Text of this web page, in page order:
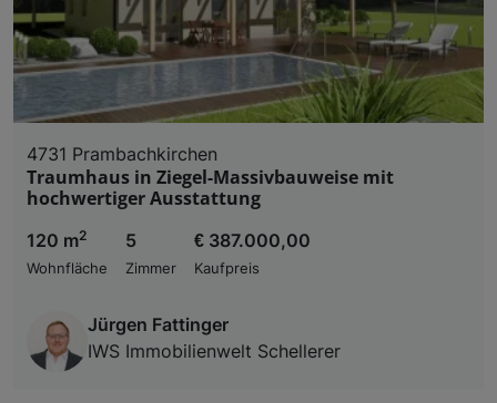
4731 Prambachkirchen
Traumhaus in Ziegel-Massivbauweise mit
hochwertiger Ausstattung
120 m2
Wohnfläche
5
Zimmer
€ 387.000,00
Kaufpreis
Jürgen Fattinger
IWS Immobilienwelt Schellerer